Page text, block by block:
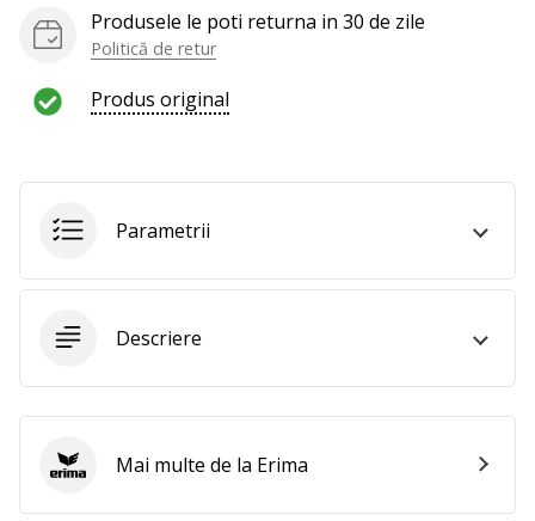
Produsele le poti returna in 30 de zile
Politică de retur
Produs original
Parametrii
Descriere
ErimaMai multe de la Erima